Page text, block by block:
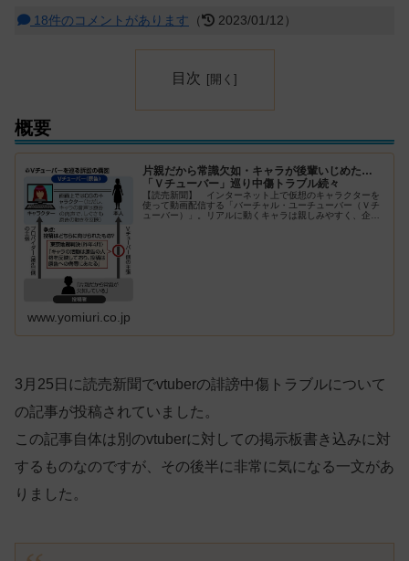
18件のコメントがあります （ 2023/01/12）
目次
概要
片親だから常識欠如・キャラが後輩いじめた…
「Ｖチューバー」巡り中傷トラブル続々
【読売新聞】 インターネット上で仮想のキャラクターを
使って動画配信する「バーチャル・ユーチューバー（Ｖチ
ューバー）」。リアルに動くキャラは親しみやすく、企業
www.yomiuri.co.jp
3月25日に読売新聞でvtuberの誹謗中傷トラブルについて
の記事が投稿されていました。
この記事自体は別のvtuberに対しての掲示板書き込みに対
するものなのですが、その後半に非常に気になる一文があ
りました。